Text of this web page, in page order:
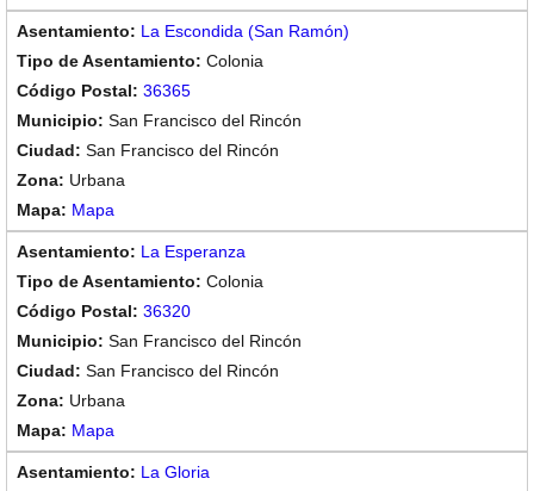
La Escondida (San Ramón)
Colonia
36365
San Francisco del Rincón
San Francisco del Rincón
Urbana
Mapa
La Esperanza
Colonia
36320
San Francisco del Rincón
San Francisco del Rincón
Urbana
Mapa
La Gloria